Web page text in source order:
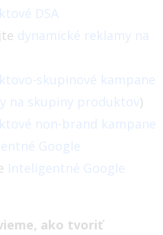
DSA
dynamické reklamy na
skupinové kampane
na skupiny produktov)
non-brand kampane
Google
Inteligentné Google
ako tvoriť